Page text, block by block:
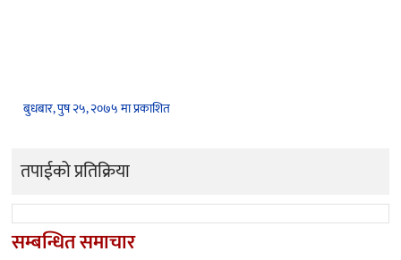
बुधबार, पुष २५, २०७५ मा प्रकाशित
तपाईको प्रतिक्रिया
सम्बन्धित समाचार